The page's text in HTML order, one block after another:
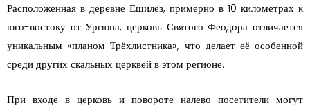
Расположенная в деревне Ешилёз, примерно в 10 километрах к
юго-востоку от Ургюпа, церковь Святого Феодора отличается
уникальным «планом Трёхлистника», что делает её особенной
среди других скальных церквей в этом регионе.
При входе в церковь и повороте налево посетители могут